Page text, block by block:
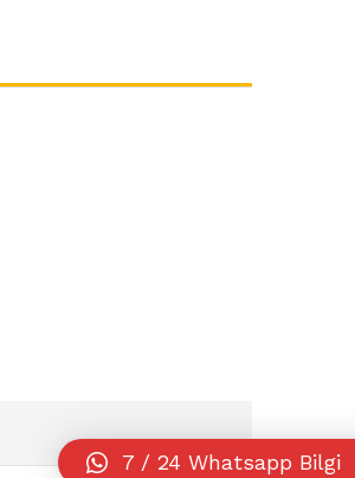
7 / 24 Whatsapp Bilgi